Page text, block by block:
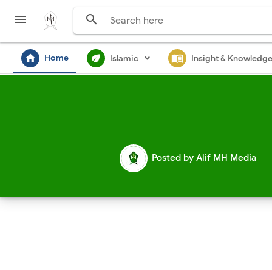
 
home Home ecodIslamic menu_book Insight & Knowledge
Posted by Alif MH Media